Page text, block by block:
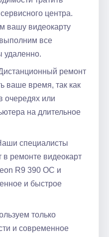
центра.
вашу видеокарту
все
удаленно.
ремонт
ваше время, так как
очередях или
на длительное
специалисты
ремонте видеокарт
R9 390 OC и
и быстрое
только
и современное